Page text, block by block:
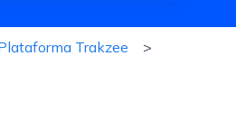
Trakzee